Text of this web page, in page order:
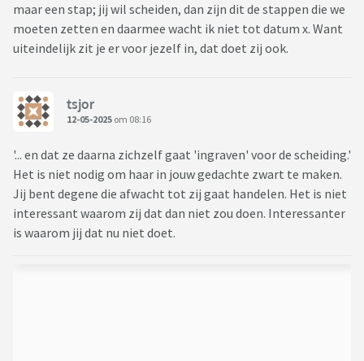
maar een stap; jij wil scheiden, dan zijn dit de stappen die we
moeten zetten en daarmee wacht ik niet tot datum x. Want
uiteindelijk zit je er voor jezelf in, dat doet zij ook.
tsjor
12-05-2025 om 08:16
'... en dat ze daarna zichzelf gaat 'ingraven' voor de scheiding.'
Het is niet nodig om haar in jouw gedachte zwart te maken.
Jij bent degene die afwacht tot zij gaat handelen. Het is niet
interessant waarom zij dat dan niet zou doen. Interessanter
is waarom jij dat nu niet doet.